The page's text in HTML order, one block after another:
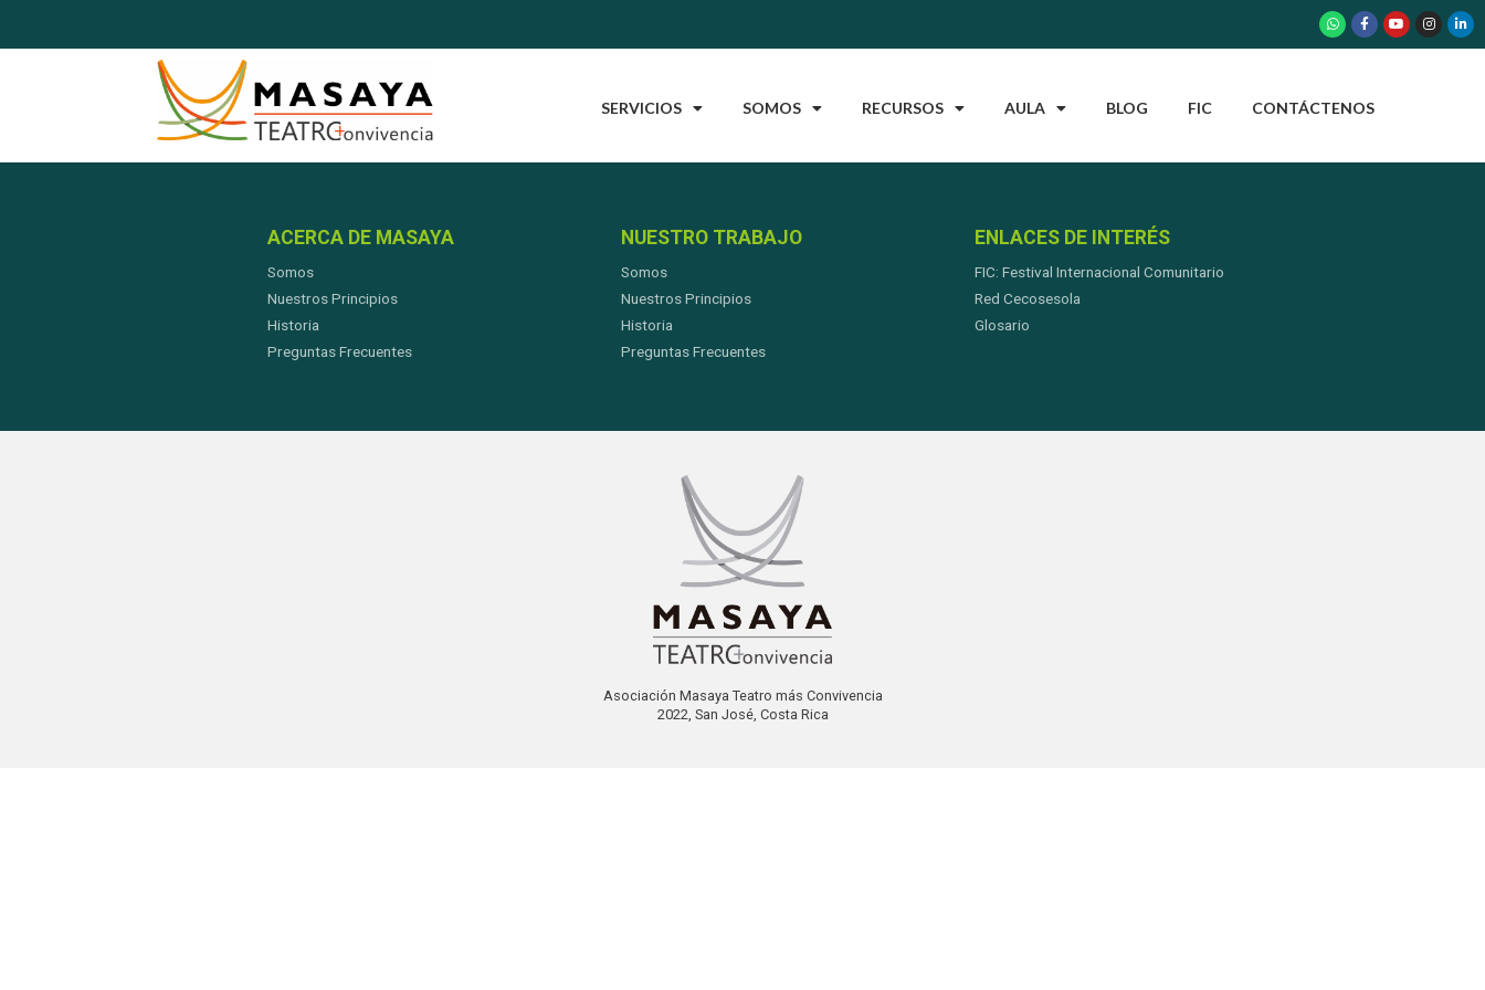
SERVICIOS SOMOS RECURSOS AULA BLOG FIC CONTÁCTENOS
ACERCA DE MASAYA
Somos
Nuestros Principios
Historia
Preguntas Frecuentes
NUESTRO TRABAJO
Somos
Nuestros Principios
Historia
Preguntas Frecuentes
ENLACES DE INTERÉS
FIC: Festival Internacional Comunitario
Red Cecosesola
Glosario
Asociación Masaya Teatro más Convivencia
2022, San José, Costa Rica